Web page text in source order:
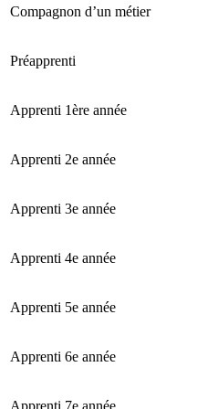
Compagnon d’un métier
Préapprenti
Apprenti 1ère année
Apprenti 2e année
Apprenti 3e année
Apprenti 4e année
Apprenti 5e année
Apprenti 6e année
Apprenti 7e année